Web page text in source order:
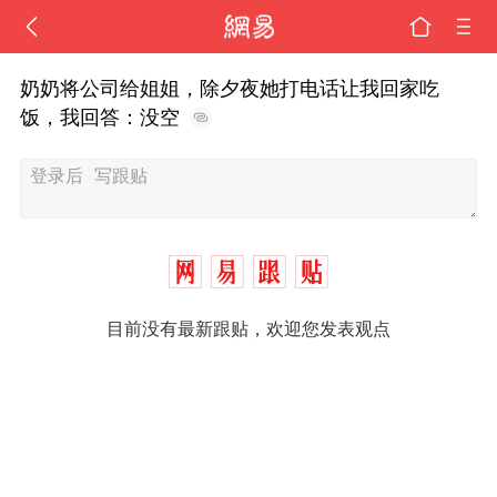
奶奶将公司给姐姐，除夕夜她打电话让我回家吃
饭，我回答：没空
目前没有最新跟贴，欢迎您发表观点